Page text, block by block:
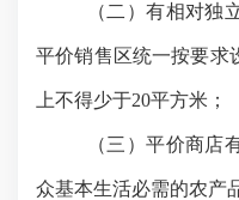
（二）有相对独
平价销售区统一按要求
上不得少于20平方米；
（三）平价商店
众基本生活必需的农产